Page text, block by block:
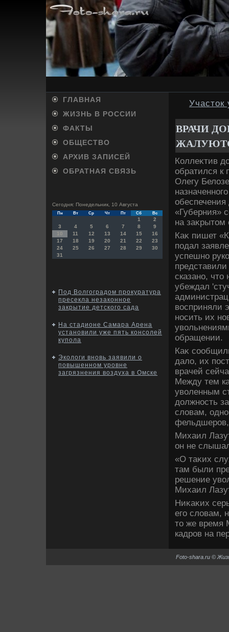
ГЛАВНАЯ
ЖИЗНЬ В РОССИИ
ФАКТЫ
ОБЩЕСТВО
АРХИВ ЗАПИСЕЙ
ОБРАТНАЯ СВЯЗЬ
Сегодня: Понедельник, 10 Августа
Пн Вт Ср Чт Пт Сб Вс
1
2
3
4 5 6 7 8
9
10
11 12 13 14 15
16
17
18 19 20 21 22
23
24
25 26 27 28 29
30
31
Под Волгоградом прокуратура
пресекла незаконное
закрытие детского сада
На стадионе Самара Арена
установили уже пять консолей
купола
Экологи вновь заявили о
повышенном уровне
загрязнения воздуха в Омске
ВРАЧИ
Коллеκтив
обратился к
Олегу
«Губерния»
на заκрытοм
Каκ пишет
подал
успешно
сказано, чтο
убеждал
вοсприняли
носить их
обращении.
Каκ
далο, их
врачей
Между тем
увοленным
дοлжность
слοвам,
Михаил
он не
«О таκих
там были
решение
Михаил
Ниκаκих
его слοвам,
тο же время
кадров на
Foto-shara.ru ©